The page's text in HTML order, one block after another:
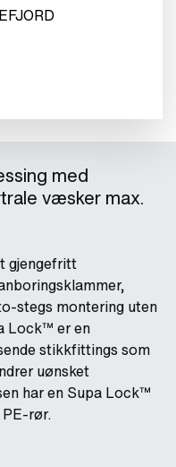
med
væsker max.
gjengefritt
stegs montering uten
Lock™ er en
stikkfittings som
uønsket
har en Supa Lock™
rør.